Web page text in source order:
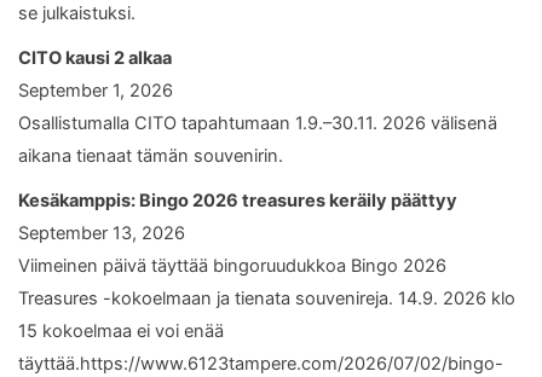
se julkaistuksi.
CITO kausi 2 alkaa
September 1, 2026
Osallistumalla CITO tapahtumaan 1.9.–30.11. 2026 välisenä
aikana tienaat tämän souvenirin.
Kesäkamppis: Bingo 2026 treasures keräily päättyy
September 13, 2026
Viimeinen päivä täyttää bingoruudukkoa Bingo 2026
Treasures -kokoelmaan ja tienata souvenireja. 14.9. 2026 klo
15 kokoelmaa ei voi enää
täyttää.https://www.6123tampere.com/2026/07/02/bingo-